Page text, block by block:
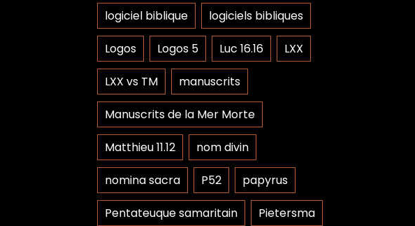
logiciel biblique logiciels bibliques
Logos Logos 5 Luc 16.16 LXX
LXX vs TM manuscrits
Manuscrits de la Mer Morte
Matthieu 11.12 nom divin
nomina sacra P52 papyrus
Pentateuque samaritain Pietersma